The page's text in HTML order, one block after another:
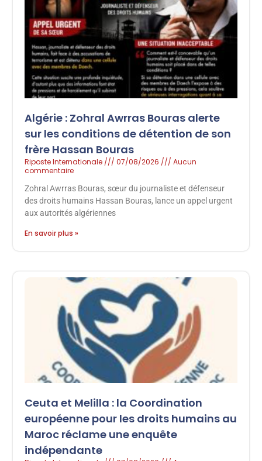
Algérie : Zohral Awrras Bouras alerte
sur les conditions de détention de son
frère Hassan Bouras
Riposte Internationale 07/08/2026
Aucun
commentaire
Zohral Awrras Bouras, sœur du journaliste et défenseur
des droits humains Hassan Bouras, lance un appel urgent
aux autorités algériennes
En savoir plus »
Ceuta et Melilla : la Coordination
européenne pour les droits humains au
Maroc réclame une enquête
indépendante